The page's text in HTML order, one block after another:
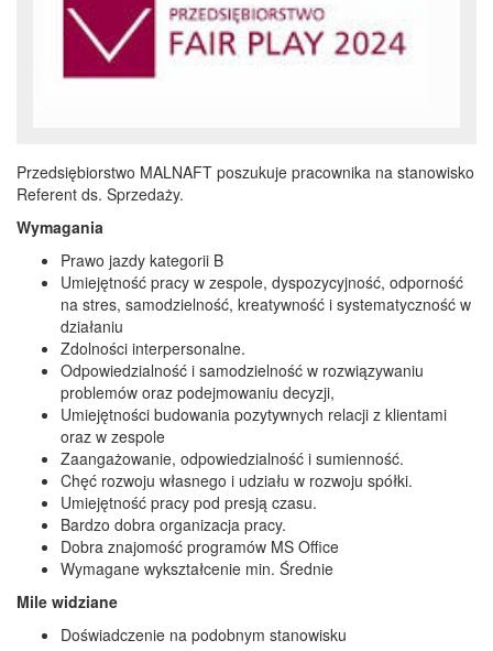
Przedsiębiorstwo MALNAFT poszukuje pracownika na stanowisko
Referent ds. Sprzedaży.
Wymagania
Prawo jazdy kategorii B
Umiejętność pracy w zespole, dyspozycyjność, odporność
na stres, samodzielność, kreatywność i systematyczność w
działaniu
Zdolności interpersonalne.
Odpowiedzialność i samodzielność w rozwiązywaniu
problemów oraz podejmowaniu decyzji,
Umiejętności budowania pozytywnych relacji z klientami
oraz w zespole
Zaangażowanie, odpowiedzialność i sumienność.
Chęć rozwoju własnego i udziału w rozwoju spółki.
Umiejętność pracy pod presją czasu.
Bardzo dobra organizacja pracy.
Dobra znajomość programów MS Office
Wymagane wykształcenie min. Średnie
Mile widziane
Doświadczenie na podobnym stanowisku